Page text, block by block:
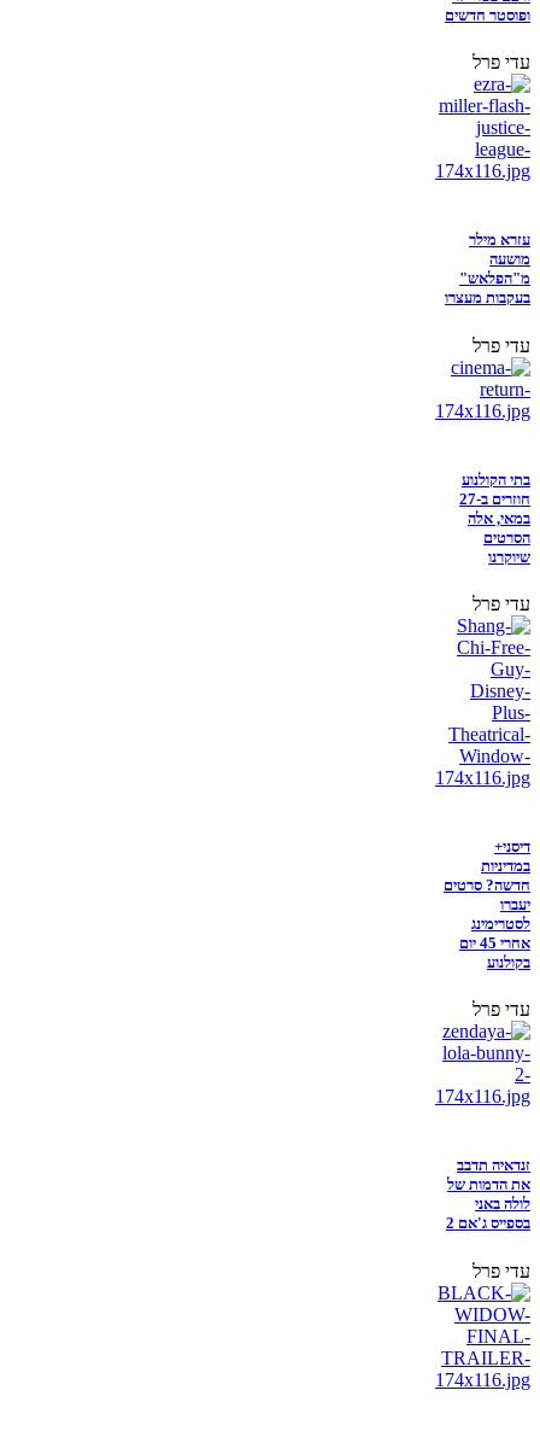
ופוסטר חדשים
עדי פרל
עזרא מילר
מושעה
מ"הפלאש"
בעקבות מעצרו
עדי פרל
בתי הקולנוע
חוזרים ב-27
במאי, אלה
הסרטים
שיוקרנו
עדי פרל
דיסני+
במדיניות
חדשה? סרטים
יעברו
לסטרימינג
אחרי 45 יום
בקולנוע
עדי פרל
זנדאיה תדבב
את הדמות של
לולה באני
בספייס ג'אם 2
עדי פרל